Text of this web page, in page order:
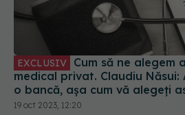
medical privat. Claudiu Năsui:
o bancă, așa cum vă alegeți
mașină
19 oct 2023, 12:20